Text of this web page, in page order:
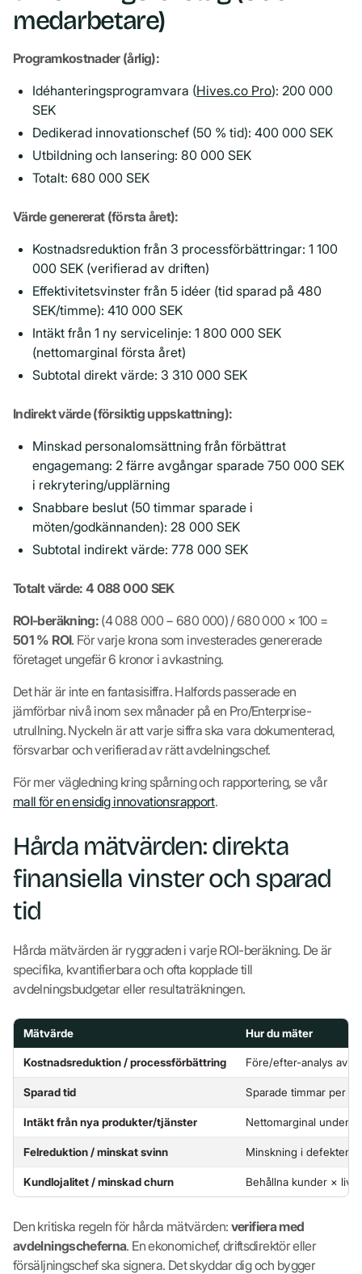
medarbetare)
Programkostnader (årlig):
Idéhanteringsprogramvara (Hives.co Pro): 200 000
SEK
Dedikerad innovationschef (50 % tid): 400 000 SEK
Utbildning och lansering: 80 000 SEK
Totalt: 680 000 SEK
Värde genererat (första året):
Kostnadsreduktion från 3 processförbättringar: 1 100
000 SEK (verifierad av driften)
Effektivitetsvinster från 5 idéer (tid sparad på 480
SEK/timme): 410 000 SEK
Intäkt från 1 ny servicelinje: 1 800 000 SEK
(nettomarginal första året)
Subtotal direkt värde: 3 310 000 SEK
Indirekt värde (försiktig uppskattning):
Minskad personalomsättning från förbättrat
engagemang: 2 färre avgångar sparade 750 000 SEK
i rekrytering/upplärning
Snabbare beslut (50 timmar sparade i
möten/godkännanden): 28 000 SEK
Subtotal indirekt värde: 778 000 SEK
Totalt värde: 4 088 000 SEK
ROI-beräkning: (4 088 000 − 680 000) / 680 000 × 100 =
501 % ROI. För varje krona som investerades genererade
företaget ungefär 6 kronor i avkastning.
Det här är inte en fantasisiffra. Halfords passerade en
jämförbar nivå inom sex månader på en Pro/Enterprise-
utrullning. Nyckeln är att varje siffra ska vara dokumenterad,
försvarbar och verifierad av rätt avdelningschef.
För mer vägledning kring spårning och rapportering, se vår
mall för en ensidig innovationsrapport.
Hårda mätvärden: direkta
finansiella vinster och sparad
tid
Hårda mätvärden är ryggraden i varje ROI-beräkning. De är
specifika, kvantifierbara och ofta kopplade till
avdelningsbudgetar eller resultaträkningen.
Mätvärde Hur du mäter
Kostnadsreduktion / processförbättring Före/efter-analys av
Sparad tid Sparade timmar per
Intäkt från nya produkter/tjänster Nettomarginal under
Felreduktion / minskat svinn Minskning i defekter
Kundlojalitet / minskad churn Behållna kunder ×
Den kritiska regeln för hårda mätvärden: verifiera med
avdelningscheferna. En ekonomichef, driftsdirektör eller
försäljningschef ska signera. Det skyddar dig och bygger